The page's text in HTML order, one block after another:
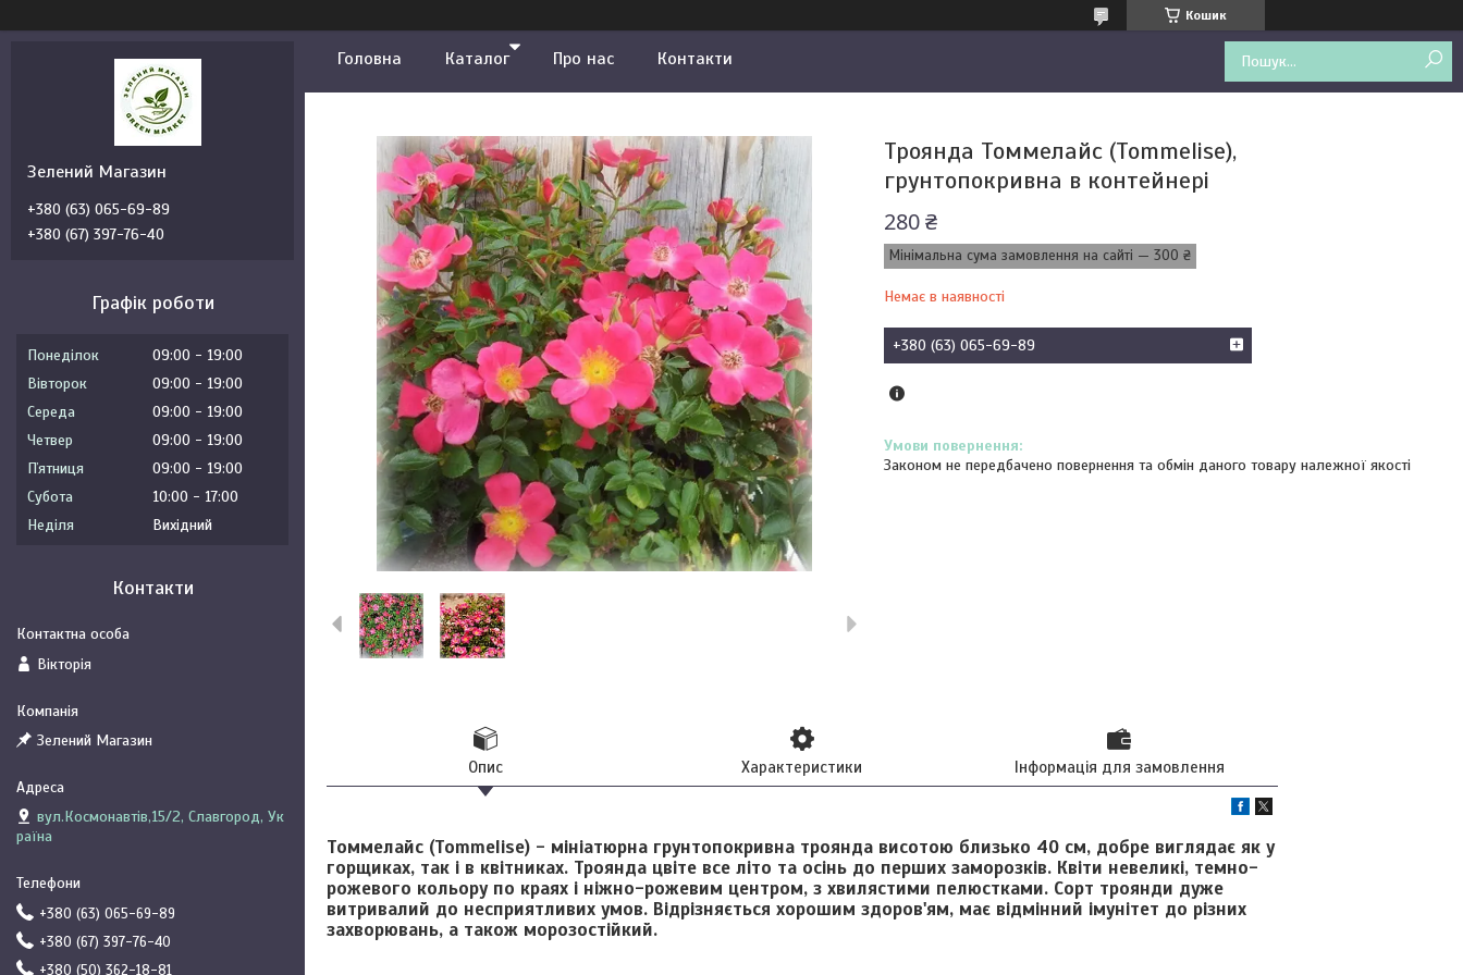
Кошик
Головна Каталог Про нас Контакти
Троянда Томмелайс (Tommelise),
грунтопокривна в контейнері
280 ₴
Мінімальна сума замовлення на сайті — 300 ₴
Немає в наявності
+380 (63) 065-69-89
Законом не передбачено повернення та обмін даного товару належної якості
Опис Характеристики Інформація для замовлення
Томмелайс (Tommelise) - мініатюрна грунтопокривна троянда висотою близько 40 см, добре виглядає як у
горщиках, так і в квітниках. Троянда цвіте все літо та осінь до перших заморозків. Квіти невеликі, темно-
рожевого кольору по краях і ніжно-рожевим центром, з хвилястими пелюстками. Сорт троянди дуже
витривалий до несприятливих умов. Відрізняється хорошим здоров'ям, має відмінний імунітет до різних
захворювань, а також морозостійкий.
Зелений Магазин
+380 (63) 065-69-89
+380 (67) 397-76-40
Графік роботи
Понеділок 09:00
19:00
Вівторок
09:00
19:00
Середа
09:00
19:00
Четвер
09:00
19:00
Пʼятниця
09:00
19:00
Субота
10:00
17:00
Неділя
Вихідний
Контакти
Вікторія
Зелений Магазин
вул.Космонавтів,15/2, Славгород, Ук
раїна
+380 (63) 065-69-89
+380 (67) 397-76-40
+380 (50) 362-18-81